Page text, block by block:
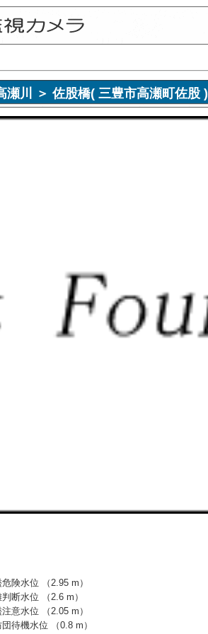
川 ＞ 佐股橋( 三豊市高瀬町佐股 )
険水位 （2.95 m）
断水位 （2.6 m）
意水位 （2.05 m）
待機水位 （0.8 m）